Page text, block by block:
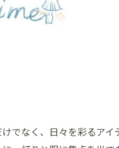
でなく、日々を彩るア